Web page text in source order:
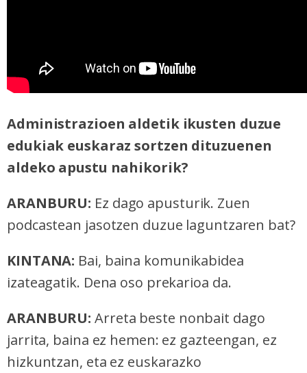
Administrazioen aldetik ikusten duzue
edukiak euskaraz sortzen dituzuenen
aldeko apustu nahikorik?
ARANBURU: Ez dago apusturik. Zuen
podcastean jasotzen duzue laguntzaren bat?
KINTANA: Bai, baina komunikabidea
izateagatik. Dena oso prekarioa da.
ARANBURU: Arreta beste nonbait dago
jarrita, baina ez hemen: ez gazteengan, ez
hizkuntzan, eta ez euskarazko